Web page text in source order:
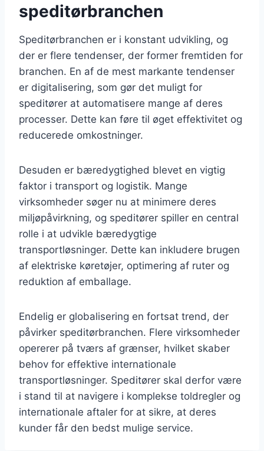
speditørbranchen
Speditørbranchen er i konstant udvikling, og
der er flere tendenser, der former fremtiden for
branchen. En af de mest markante tendenser
er digitalisering, som gør det muligt for
speditører at automatisere mange af deres
processer. Dette kan føre til øget effektivitet og
reducerede omkostninger.
Desuden er bæredygtighed blevet en vigtig
faktor i transport og logistik. Mange
virksomheder søger nu at minimere deres
miljøpåvirkning, og speditører spiller en central
rolle i at udvikle bæredygtige
transportløsninger. Dette kan inkludere brugen
af elektriske køretøjer, optimering af ruter og
reduktion af emballage.
Endelig er globalisering en fortsat trend, der
påvirker speditørbranchen. Flere virksomheder
opererer på tværs af grænser, hvilket skaber
behov for effektive internationale
transportløsninger. Speditører skal derfor være
i stand til at navigere i komplekse toldregler og
internationale aftaler for at sikre, at deres
kunder får den bedst mulige service.